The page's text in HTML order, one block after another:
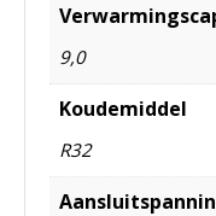
9,0
Koudemiddel
R32